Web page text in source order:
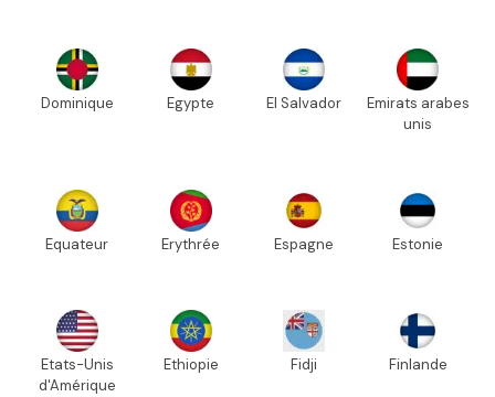
Dominique Egypte El Salvador
Emirats arabes
unis
Equateur Erythrée Espagne Estonie
Etats-Unis
d'Amérique
Ethiopie Fidji Finlande